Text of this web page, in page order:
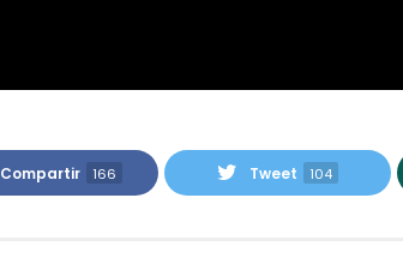
Compartir 166 Tweet 104